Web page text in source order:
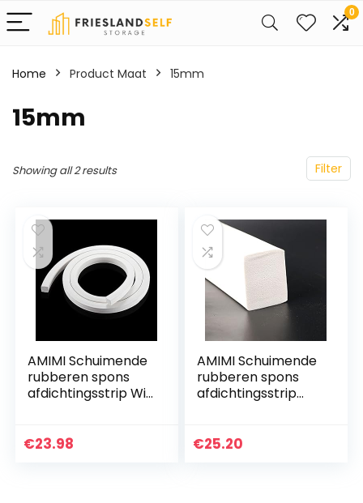
0
Home Product Maat 15mm
15mm
Filter
Showing all 2 results
AMIMI Schuimende
rubberen spons
afdichtingsstrip Wit
goede verwerking
€23.98
AMIMI Schuimende
rubberen spons
afdichtingsstrip
helpt om te
€25.20